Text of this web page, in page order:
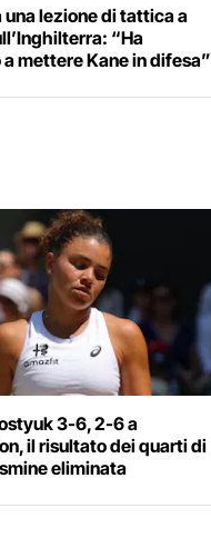
una lezione di tattica a
“Ha
mettere Kane in difesa”
3-6, 2-6 a
il risultato dei quarti di
eliminata